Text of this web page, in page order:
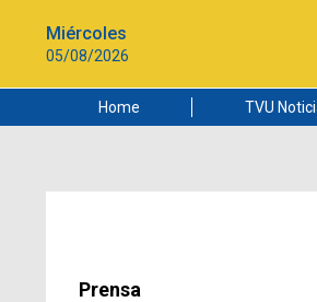
Miércoles
05/08/2026
Home TVU
Ciudad
Prensa